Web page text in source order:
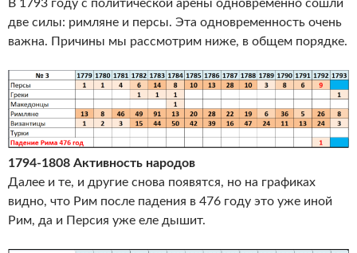
В 1793 году с политической арены одновременно сошли
две силы: римляне и персы. Эта одновременность очень
важна. Причины мы рассмотрим ниже, в общем порядке.
1794-1808 Активность народов
Далее и те, и другие снова появятся, но на графиках
видно, что Рим после падения в 476 году это уже иной
Рим, да и Персия уже еле дышит.